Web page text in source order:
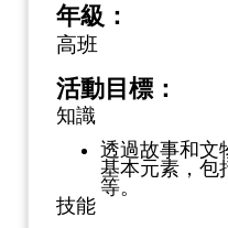
年級：
高班
活動目標：
知識
透過故事和文
基本元素，包
等。
技能